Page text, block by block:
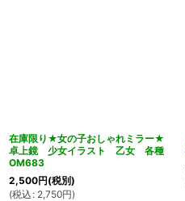
在庫限り★女の子おしゃれミラー★
卓上鏡 少女イラスト 乙女 各種
OM683
2,500円(税別)
(税込 : 2,750円)